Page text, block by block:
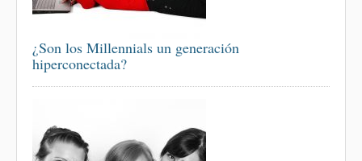
¿Son los Millennials un generación
hiperconectada?